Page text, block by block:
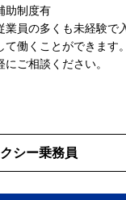
助制度有
員の多くも未経験で
働くことができます。
ご相談ください。
シー乗務員